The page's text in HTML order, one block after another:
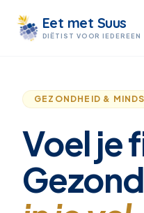
Eet met Suus
DIËTIST VOOR IEDEREEN
GEZONDHEID &
Voel je
Gezond